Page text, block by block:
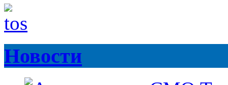
Новости